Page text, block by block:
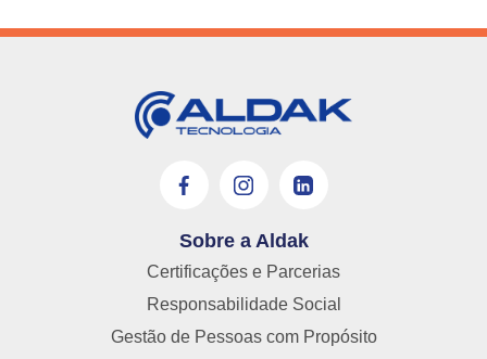
Sobre a Aldak
Certificações e Parcerias
Responsabilidade Social
Gestão de Pessoas com Propósito